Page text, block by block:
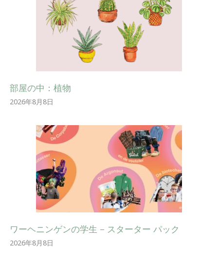
部屋の中：植物
2026年8月8日
ワーヘニンゲンの学生 – スターター パック
2026年8月8日